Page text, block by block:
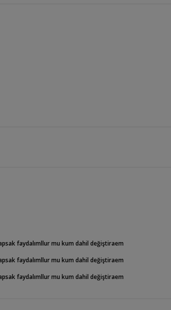
faydalımllur mu kum dahil değiştiraem
faydalımllur mu kum dahil değiştiraem
faydalımllur mu kum dahil değiştiraem